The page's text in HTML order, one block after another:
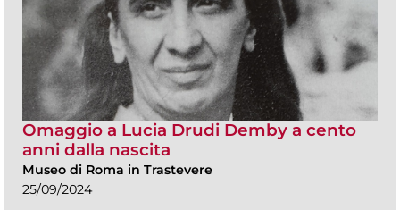
Omaggio a Lucia Drudi Demby a cento
anni dalla nascita
Museo di Roma in Trastevere
25/09/2024